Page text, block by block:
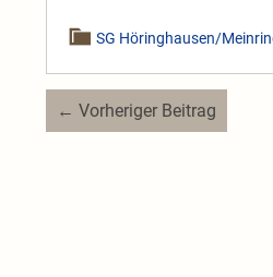
SG Höringhausen/
Beitragsnavigation
← Vorheriger Beitrag